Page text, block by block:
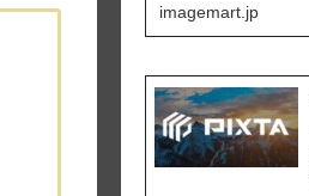
imagemart.jp